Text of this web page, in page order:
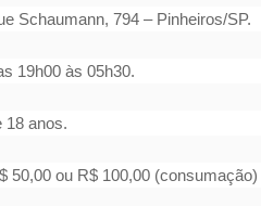
Schaumann, 794 – Pinheiros/SP.
19h00 às 05h30.
18 anos.
50,00 ou R$ 100,00 (consumação)